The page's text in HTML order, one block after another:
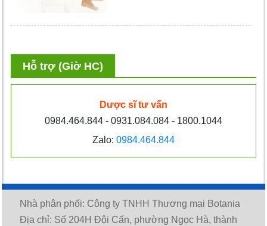
Hỗ trợ (Giờ HC)
Dược sĩ tư vấn
0984.464.844 - 0931.084.084 - 1800.1044
Zalo: 0984.464.844
Nhà phân phối: Công ty TNHH Thương mại Botania
Địa chỉ: Số 204H Đội Cấn, phường Ngọc Hà, thành